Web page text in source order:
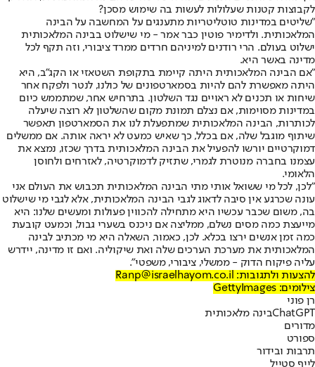
לקבוצות קטנות שעלולות לעשות בה שימוש מסכן?
"שליטים במדינות טוטליטריות מתענגים על המחשבה על הבינה
המלאכותית. ולדימיר פוטין כבר אמר - מי שישלוט בבינה המלאכותית
ישלוט בעולם. הרי רודנים למיניהם חרדים ממרד ציבורי, וזה תקף לכל
מדינה באשר היא.
"אם הבינה המלאכותית היתה קיימת בתקופת השטאזי או הקג"ב, היא
היתה מאפשרת להם להיות בסמארטפונים של כולנו, לנטר ולפקח אחר
שיחות או תכנים לא ראויים נגד השלטון. בתרחיש אחר, שמתממש כיום
במדינות מסוימות, אם נצלם תמונת מקום שהשלטון לא רוצה שיעלה
לכותרות, הבינה המלאכותית שמתפעלת לנו את הסמארטפון תאפשר
שיתוף מוגבל שלה, אם בכלל, כך שאיש כמעט לא יראה אותה. אם ממשלים
דמוקרטיים יורשו להפעיל את הבינה המלאכותית בדרך שכזו, נמצא את
עצמנו בחברה מנוטרת לגמרי, שתזיק לדמוקרטיה, לאזרחים ולחוסן
הלאומי.
"לכן, לכל מי ששואל אותי מתי הבינה המלאכותית תכבוש את העולם אני
עונה שכרגע אין סיבה לדאוג לגבי הבינה המלאכותית, אלא לגבי מי שישלוט
בה, משום שכבר עכשיו היא מתחילה להכווין פעולות ומעשים שלנו: היא
מייעצת כמה מסים נשלם, ממליצה אם ניכנס בשערי גבול, וכמעט קובעת
כמה זמן אנשים ירצו בכלא. לכן, כאמור, השאלה היא מי מכתיב לבינה
המלאכותית את מערכת הערכים שלה ואת שיקוליה. ואם זו מדינה, יידרש
עליה פיקוח הדוק - ממשלי, ציבורי, משפטי".
להצעות ולתגובות: Ranp@israelhayom.co.il
צילומים: GettyImages
רן פוני
ChatGPTבינה מלאכותית
מדורים
ספורט
תרבות ובידור
לייף סטייל